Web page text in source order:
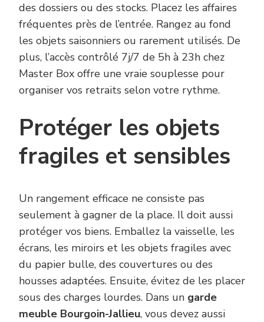
des dossiers ou des stocks. Placez les affaires
fréquentes près de l’entrée. Rangez au fond
les objets saisonniers ou rarement utilisés. De
plus, l’accès contrôlé 7j/7 de 5h à 23h chez
Master Box offre une vraie souplesse pour
organiser vos retraits selon votre rythme.
Protéger les objets
fragiles et sensibles
Un rangement efficace ne consiste pas
seulement à gagner de la place. Il doit aussi
protéger vos biens. Emballez la vaisselle, les
écrans, les miroirs et les objets fragiles avec
du papier bulle, des couvertures ou des
housses adaptées. Ensuite, évitez de les placer
sous des charges lourdes. Dans un garde
meuble Bourgoin-Jallieu, vous devez aussi